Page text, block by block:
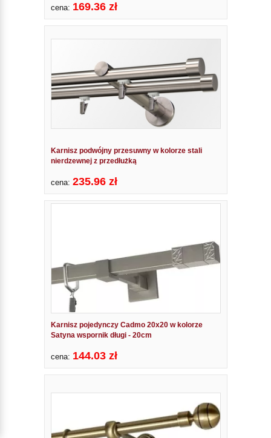
cena: 169.36 zł
Karnisz podwójny przesuwny w kolorze stali
nierdzewnej z przedłużką
cena: 235.96 zł
Karnisz pojedynczy Cadmo 20x20 w kolorze
Satyna wspornik długi - 20cm
cena: 144.03 zł